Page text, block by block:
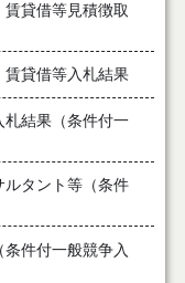
貸借等見積徴取
貸借等入札結果
結果（条件付一
タント等（条件
件付一般競争入